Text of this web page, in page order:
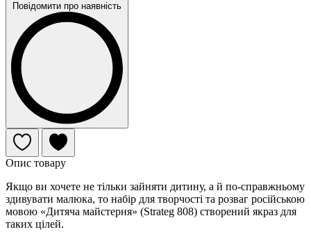
Повідомити про наявність
Опис товару
Якщо ви хочете не тільки зайняти дитину, а й по-справжньому
здивувати малюка, то набір для творчості та розваг російською
мовою «Дитяча майстерня» (Strateg 808) створений якраз для
таких цілей.